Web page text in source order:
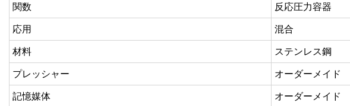
関数
反応圧力容器
応用
混合
材料
ステンレス鋼
プレッシャー
オーダーメイド
記憶媒体
オーダーメイド